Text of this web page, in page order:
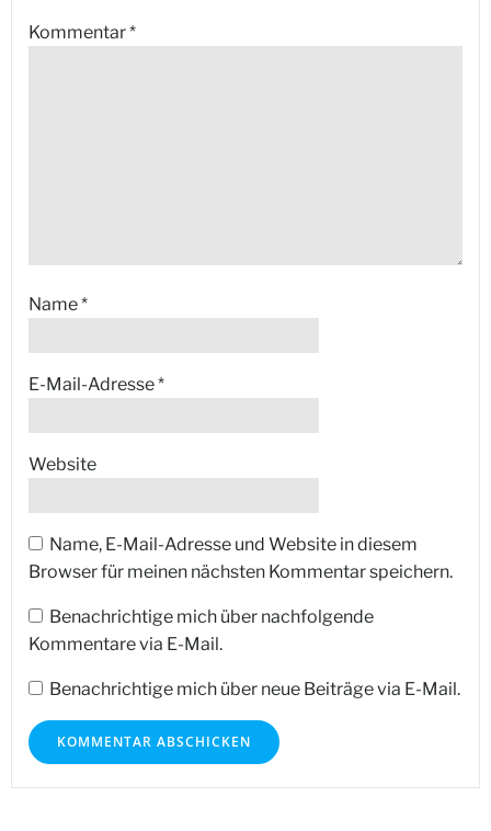
Kommentar*
Name*
E-Mail-Adresse*
Website
Name, E-Mail-Adresse und Website in diesem
Browser für meinen nächsten Kommentar speichern.
Benachrichtige mich über nachfolgende
Kommentare via E-Mail.
Benachrichtige mich über neue Beiträge via E-Mail.